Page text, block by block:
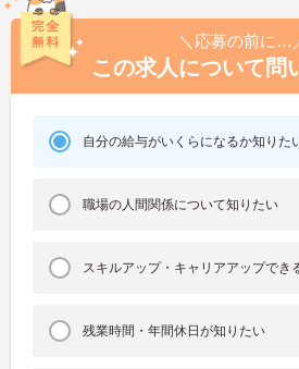
＼応募の前に…
この求人について問
自分の給与がいくらになるか知りた
職場の人間関係について知りたい
スキルアップ・キャリアアップでき
残業時間・年間休日が知りたい